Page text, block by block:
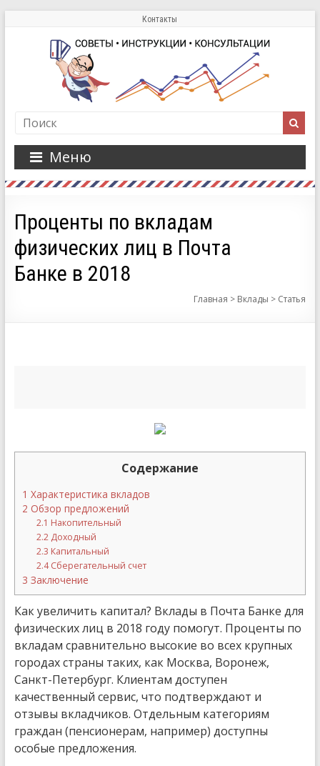
Контакты
Меню
Проценты по вкладам
физических лиц в Почта
Банке в 2018
Главная > Вклады > Статья
Содержание
1 Характеристика вкладов
2 Обзор предложений
2.1 Накопительный
2.2 Доходный
2.3 Капитальный
2.4Сберегательный счет
3 Заключение
Как увеличить капитал? Вклады в Почта Банке для
физических лиц в 2018 году помогут. Проценты по
вкладам сравнительно высокие во всех крупных
городах страны таких, как Москва, Воронеж,
Санкт-Петербург. Клиентам доступен
качественный сервис, что подтверждают и
отзывы вкладчиков. Отдельным категориям
граждан (пенсионерам, например) доступны
особые предложения.